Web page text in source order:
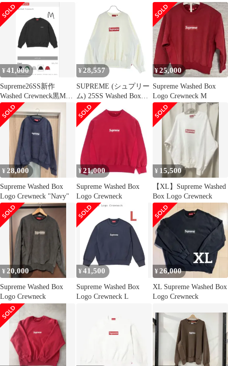
¥41,000
Supreme26SS新作
Washed Crewneck黒M新
品スウェット
¥ 28,557
SUPREME (シュプリー
ム) 25SS Washed Box
Logo Crewneck ウォッ
シュド ボックスロゴプ
リント クルーネック プ
ルオーバースウェット
トレーナー ホワイト
¥25,000
Supreme Washed Box
Logo Crewneck M
¥28,000
Supreme Washed Box
Logo Crewneck "Navy"
¥21,000
Supreme Washed Box
Logo Crewneck
¥ 15,500
【XL】Supreme Washed
Box Logo Crewneck
¥20,000
Supreme Washed Box
Logo Crewneck
¥ 41,500
Supreme Washed Box
Logo Crewneck L
¥26,000
XL Supreme Washed Box
Logo Crewneck